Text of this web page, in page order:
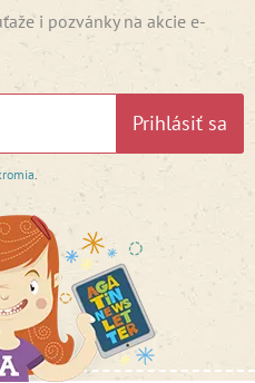
i pozvánky na akcie e-
Prihlásiť sa
.